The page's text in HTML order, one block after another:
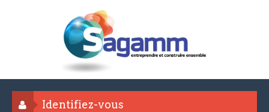
Identifiez-vous